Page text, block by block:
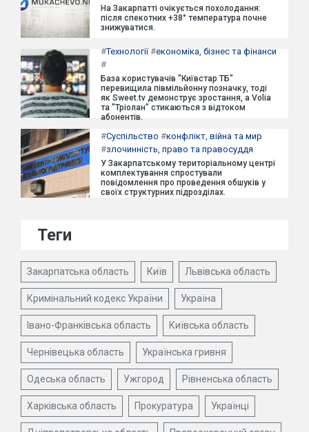
На Закарпатті очікується похолодання:
після спекотних +38° температура почне
знижуватися.
#Технології#економіка, бізнес та фінанси
#
База користувачів "Київстар ТБ"
перевищила півмільйонну позначку, тоді
як Sweet.tv демонструє зростання, а Volia
та "Тріолан" стикаються з відтоком
абонентів.
#Суспільство #конфлікт, війна та мир
#злочинність, право та правосуддя
У Закарпатському територіальному центрі
комплектування спростували
повідомлення про проведення обшуків у
своїх структурних підрозділах.
Теги
Закарпатська область Київ Львівська область
Кримінальний кодекс України Україна
Івано-Франківська область Київська область
Чернівецька область Українська гривня
Одеська область Ужгород Рівненська область
Харківська область Прокуратура Українці